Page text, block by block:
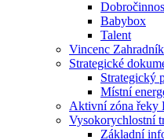
Babybox
Talent
Vincenc Zahradník
Strategické
Strategický
Místní
Aktivní zóna řeky
Vysokorychlostní
Základní